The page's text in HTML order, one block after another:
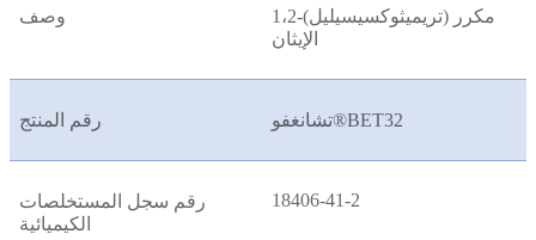
وصف
1،2-مكرر (تريميثوكسيسيليل)
الإيثان
رقم المنتج تشانغفو®BET32
رقم سجل المستخلصات
الكيميائية
18406-41-2